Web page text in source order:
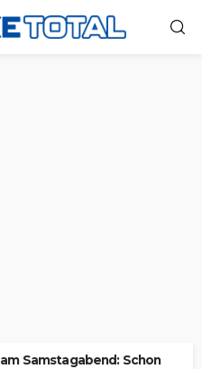
Samstagabend: Schon